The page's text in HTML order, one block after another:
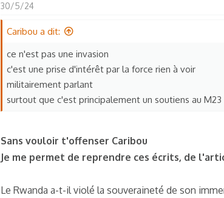
30/5/24
Caribou a dit:
ce n'est pas une invasion
c'est une prise d'intérêt par la force rien à voir
militairement parlant
surtout que c'est principalement un soutiens au M23
Sans vouloir t'offenser Caribou
Je me permet de reprendre ces écrits, de
Le Rwanda a-t-il violé la souveraineté de son